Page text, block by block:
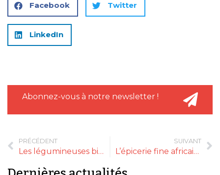
Facebook Twitter
LinkedIn
Abonnez-vous à notre newsletter !
PRÉCÉDENT
Les légumineuses bio en quête de consécration culinaire
SUIVANT
L’épicerie fine africaine AFK vient de fêter son premier anniversaire !